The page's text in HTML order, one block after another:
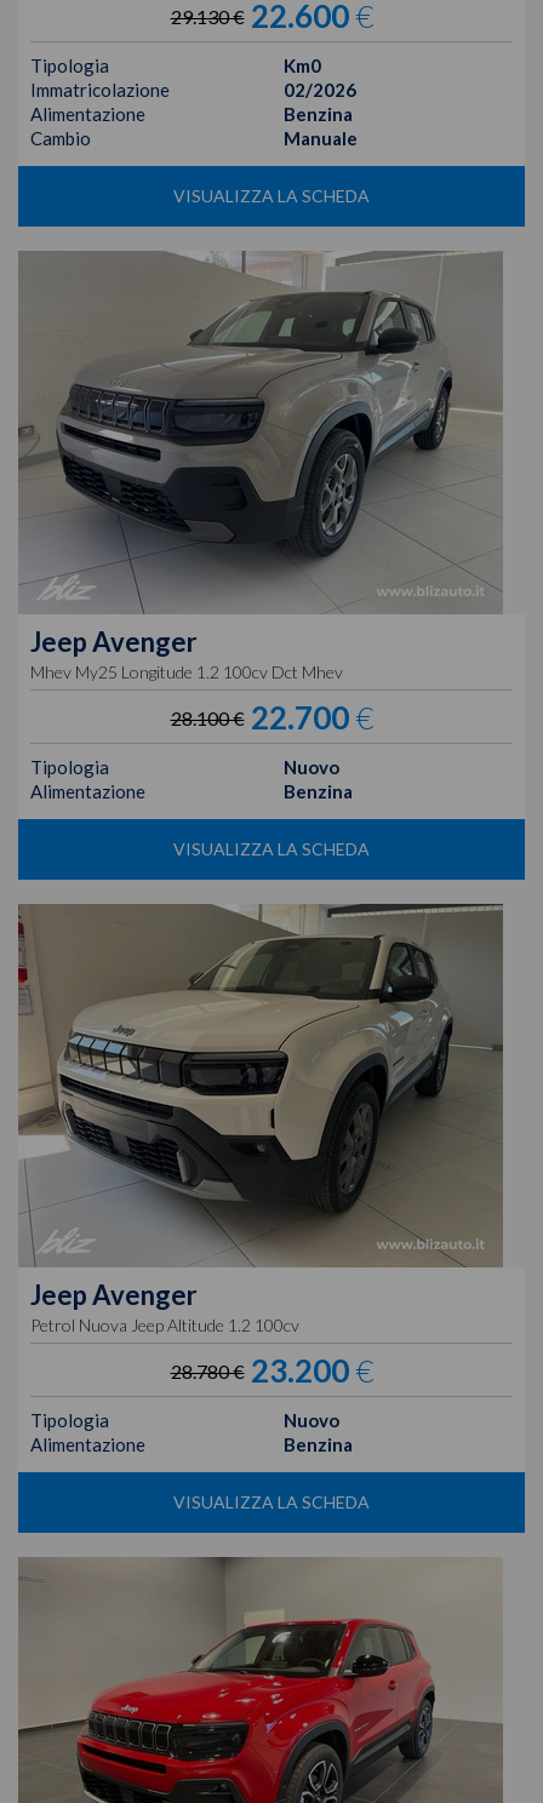
29.130 € 22.600€
Tipologia
Km0
Immatricolazione
02/2026
Alimentazione
Benzina
Cambio
Manuale
VISUALIZZA LA SCHEDA
JeepAvenger
Mhev My25 Longitude 1.2 100cv Dct Mhev
28.100 € 22.700€
Tipologia
Nuovo
Alimentazione
Benzina
VISUALIZZA LA SCHEDA
JeepAvenger
Petrol Nuova Jeep Altitude 1.2 100cv
28.780 € 23.200€
Tipologia
Nuovo
Alimentazione
Benzina
VISUALIZZA LA SCHEDA